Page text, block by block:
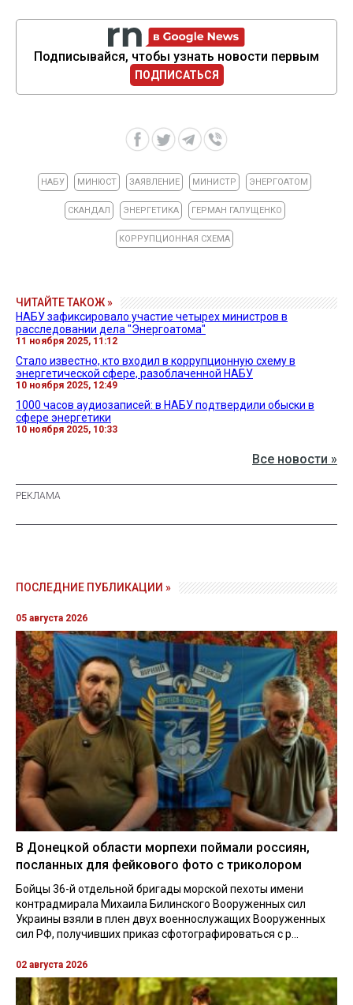
Подписывайся, чтобы узнать новости первым
ПОДПИСАТЬСЯ
НАБУ МИНЮСТ ЗАЯВЛЕНИЕ МИНИСТР ЭНЕРГОАТОМ
СКАНДАЛ ЭНЕРГЕТИКА ГЕРМАН ГАЛУЩЕНКО
КОРРУПЦИОННАЯ СХЕМА
ЧИТАЙТЕ ТАКОЖ »
НАБУ зафиксировало участие четырех министров в
расследовании дела "Энергоатома"
11 ноября 2025, 11:12
Стало известно, кто входил в коррупционную схему в
энергетической сфере, разоблаченной НАБУ
10 ноября 2025, 12:49
1000 часов аудиозаписей: в НАБУ подтвердили обыски в
сфере энергетики
10 ноября 2025, 10:33
Все новости »
ПОСЛЕДНИЕ ПУБЛИКАЦИИ »
05 августа 2026
В Донецкой области морпехи поймали россиян,
посланных для фейкового фото с триколором
Бойцы 36-й отдельной бригады морской пехоты имени
контрадмирала Михаила Билинского Вооруженных сил
Украины взяли в плен двух военнослужащих Вооруженных
сил РФ, получивших приказ сфотографироваться с р...
02 августа 2026